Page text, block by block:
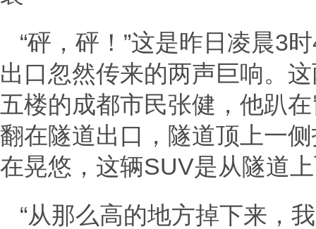
“砰，砰！”这是昨日凌晨3
出口忽然传来的两声巨响。
五楼的成都市民张健，他趴
翻在隧道出口，隧道顶上一
在晃悠，这辆SUV是从隧道
“从那么高的地方掉下来，